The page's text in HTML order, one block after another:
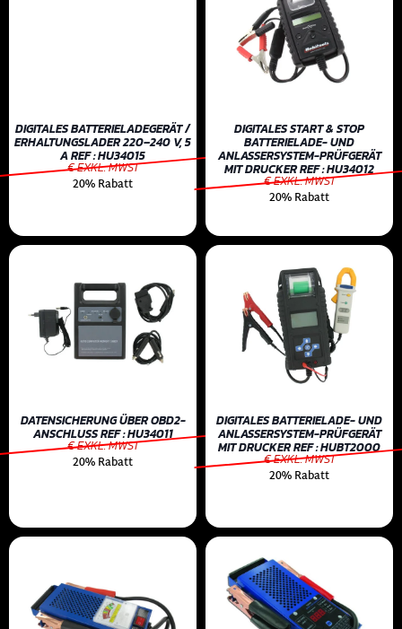
DIGITALES BATTERIELADEGERÄT /
ERHALTUNGSLADER 220–240 V, 5
A REF : HU34015
€ EXKL. MWST
20% Rabatt
DIGITALES START & STOP
BATTERIELADE- UND
ANLASSERSYSTEM-PRÜFGERÄT
MIT DRUCKER REF : HU34012
€ EXKL. MWST
20% Rabatt
DATENSICHERUNG ÜBER OBD2-
ANSCHLUSS REF : HU34011
€ EXKL. MWST
20% Rabatt
DIGITALES BATTERIELADE- UND
ANLASSERSYSTEM-PRÜFGERÄT
MIT DRUCKER REF : HUBT2000
€ EXKL. MWST
20% Rabatt